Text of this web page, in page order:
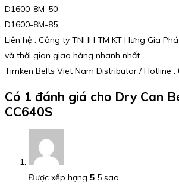
D1600-8M-50
D1600-8M-85
Liên hệ : Công ty TNHH TM KT Hưng Gia
và thời gian giao hàng nhanh nhất.
Timken Belts Viet Nam Distributor / Hotline :
Có 1 đánh giá cho Dry Can
CC640S
Được xếp hạng 5 5 sao